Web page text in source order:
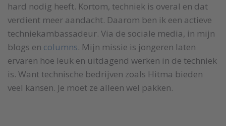
hard nodig heeft. Kortom, techniek is overal en dat
verdient meer aandacht. Daarom ben ik een actieve
techniekambassadeur. Via de sociale media, in mijn
blogs en columns. Mijn missie is jongeren laten
ervaren hoe leuk en uitdagend werken in de techniek
is. Want technische bedrijven zoals Hitma bieden
veel kansen. Je moet ze alleen wel pakken.